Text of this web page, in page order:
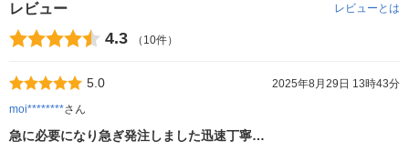
レビュー レビューとは
4.3 （10件）
5.0
2025年8月29日 13時43分
moi********さん
急に必要になり急ぎ発注しました迅速丁寧…